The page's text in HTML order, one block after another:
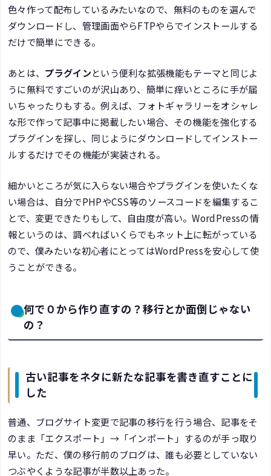
色々作って配布しているみたいなので、無料のものを選んで
ダウンロードし、管理画面やらFTPやらでインストールする
だけで簡単にできる。
あとは、 プラグインという便利な拡張機能もテーマと同じよ
うに無料ですごいのが沢山あり、簡単に痒いところに手が届
いちゃったりもする。例えば、フォトギャラリーをオシャレ
な形で作って記事中に掲載したい場合、その機能を強化する
プラグインを探し、同じようにダウンロードしてインストー
ルするだけでその機能が実装される。
細かいところが気に入らない場合やプラグインを使いたくな
い場合は、自分でPHPやCSS等のソースコードを編集するこ
とで、変更できたりもして、自由度が高い。WordPressの情
報というのは、調べればいくらでもネット上に転がっている
ので、僕みたいな初心者にとってはWordPressを安心して使
うことができる。
何で０から作り直すの？移行とか面倒じゃない
の？
古い記事をネタに新たな記事を書き直すことに
した
普通、ブログサイト変更で記事の移行を行う場合、記事をそ
のまま「エクスポート」→「インポート」するのが手っ取り
早い。ただ、僕の移行前のブログは、誰も必要としていない
つぶやくような記事が半数以上あった。